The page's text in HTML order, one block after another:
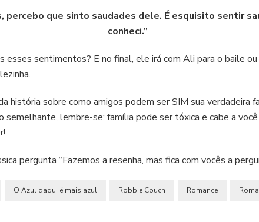
percebo que sinto saudades dele. É esquisito sentir
conheci.”
esses sentimentos? E no final, ele irá com Ali para o baile
história sobre como amigos podem ser SIM sua verdadeira
lembre-se: família pode ser tóxica e cabe a
pergunta “Fazemos a resenha, mas fica com vocês a
O Azul daqui é mais azul Robbie Couch Romance